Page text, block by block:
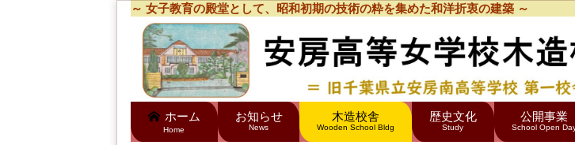
～ 女子教育の殿堂として、昭和初期の技術の粋を集めた和洋折衷の建築 ～
ホーム
Home
お知らせ
News
木造校舎
Wooden School Bldg
歴史文化
Study
公開事業
School Open
旧千葉県立安房南高等学